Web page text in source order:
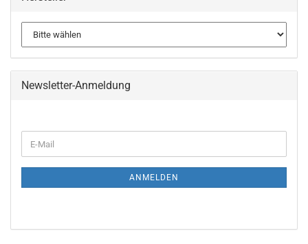
Newsletter-Anmeldung
ZUR
E-
Mail
ANMELDEN